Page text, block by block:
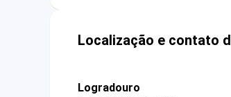
Localização e contato
Logradouro